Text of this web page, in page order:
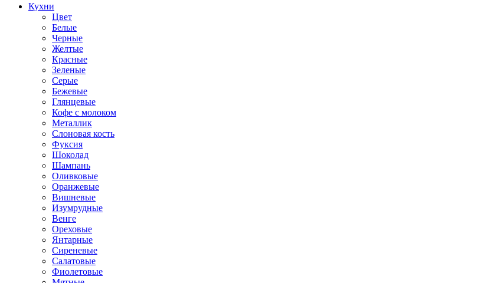
Кухни
Цвет
Белые
Черные
Желтые
Красные
Зеленые
Серые
Бежевые
Глянцевые
Кофе с молоком
Металлик
Слоновая кость
Фуксия
Шоколад
Шампань
Оливковые
Оранжевые
Вишневые
Изумрудные
Венге
Ореховые
Янтарные
Сиреневые
Салатовые
Фиолетовые